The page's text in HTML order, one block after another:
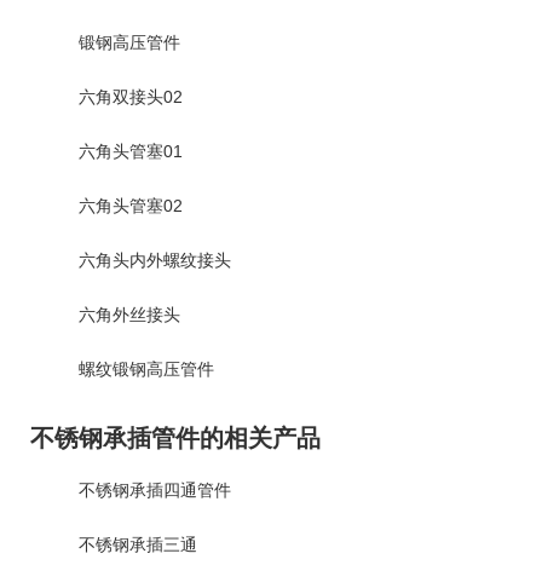
锻钢高压管件
六角双接头02
六角头管塞01
六角头管塞02
六角头内外螺纹接头
六角外丝接头
螺纹锻钢高压管件
不锈钢承插管件的相关产品
不锈钢承插四通管件
不锈钢承插三通